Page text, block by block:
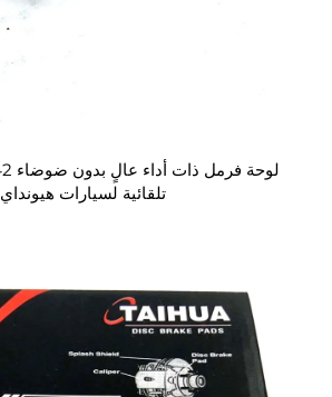
تلقائية لسيارات هيونداي